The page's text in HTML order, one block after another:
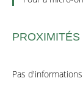
PROXIMITÉS
Pas